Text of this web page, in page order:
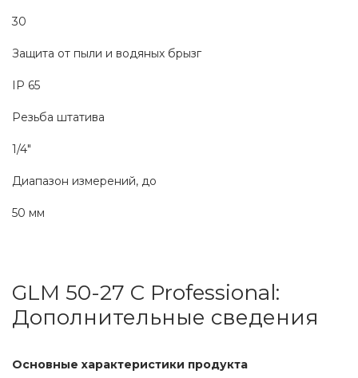
30
Защита от пыли и водяных брызг
IP 65
Резьба штатива
1/4"
Диапазон измерений, до
50 мм
GLM 50-27 C Professional:
Дополнительные сведения
Основные характеристики продукта